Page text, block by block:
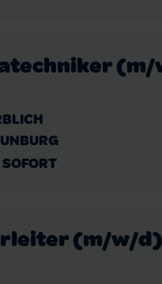
(m/w/d)